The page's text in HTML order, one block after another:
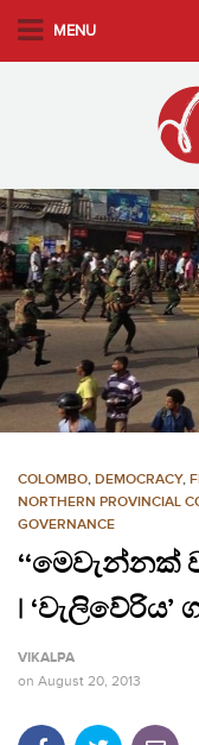
m
a
i
n
c
o
n
t
e
MENU
COLOMBO, DEMOCRACY,
NORTHERN PROVINCIAL
GOVERNANCE
‘‘මෙවැන්නක්
|
VIKALPA
on August 20, 2013